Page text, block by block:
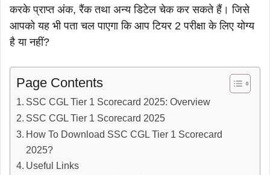
करके प्राप्त अंक, रैंक तथा अन्य डिटेल चेक कर सकते हैं। जिसे
आपको यह भी पता चल पाएगा कि आप टियर 2 परीक्षा के लिए योग्य
है या नहीं?
Page Contents
SSC CGL Tier 1 Scorecard 2025: Overview
SSC CGL Tier 1 Scorecard 2025
How To Download SSC CGL Tier 1 Scorecard
2025?
Useful Links